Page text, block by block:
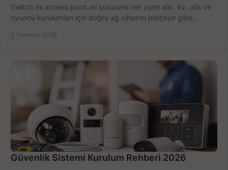
Switch mi access point mi sorusuna net yanıt alın. Ev, ofis ve
oyuncu kurulumları için doğru ağ cihazını bütçeye göre
2 Temmuz 2026
Güvenlik Sistemi Kurulum Rehberi 2026